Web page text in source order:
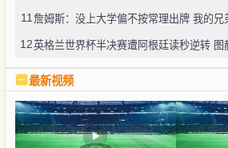
11詹姆斯：没上大学偏不按常理出牌 我的兄
12
最新视频